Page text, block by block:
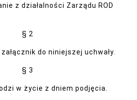
z działalności Zarządu ROD
§ 2
do niniejszej uchwały.
§ 3
w życie z dniem podjęcia.